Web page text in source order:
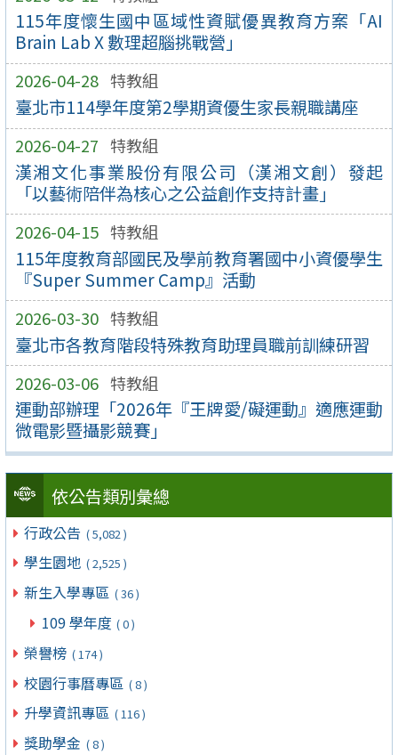
115年度懷生國中區域性資賦優異教育方案「AI
Brain Lab X 數理超腦挑戰營」
2026-04-28 特教組
臺北市114學年度第2學期資優生家長親職講座
2026-04-27 特教組
漢湘文化事業股份有限公司（漢湘文創）發起
「以藝術陪伴為核心之公益創作支持計畫」
2026-04-15 特教組
115年度教育部國民及學前教育署國中小資優學生
『Super Summer Camp』活動
2026-03-30 特教組
臺北市各教育階段特殊教育助理員職前訓練研習
2026-03-06 特教組
運動部辦理「2026年『王牌愛/礙運動』適應運動
微電影暨攝影競賽」
依公告類別彙總
行政公告 ( 5,082 )
學生園地 ( 2,525 )
新生入學專區 ( 36 )
109 學年度 ( 0 )
榮譽榜 ( 174 )
校園行事曆專區 ( 8 )
升學資訊專區 ( 116 )
獎助學金 ( 8 )